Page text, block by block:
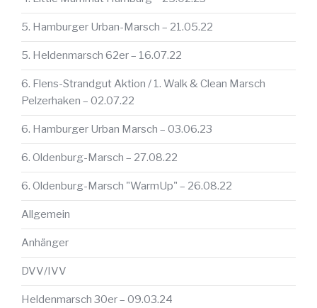
5. Hamburger Urban-Marsch – 21.05.22
5. Heldenmarsch 62er – 16.07.22
6. Flens-Strandgut Aktion / 1. Walk & Clean Marsch
Pelzerhaken – 02.07.22
6. Hamburger Urban Marsch – 03.06.23
6. Oldenburg-Marsch – 27.08.22
6. Oldenburg-Marsch "WarmUp" – 26.08.22
Allgemein
Anhänger
DVV/IVV
Heldenmarsch 30er – 09.03.24